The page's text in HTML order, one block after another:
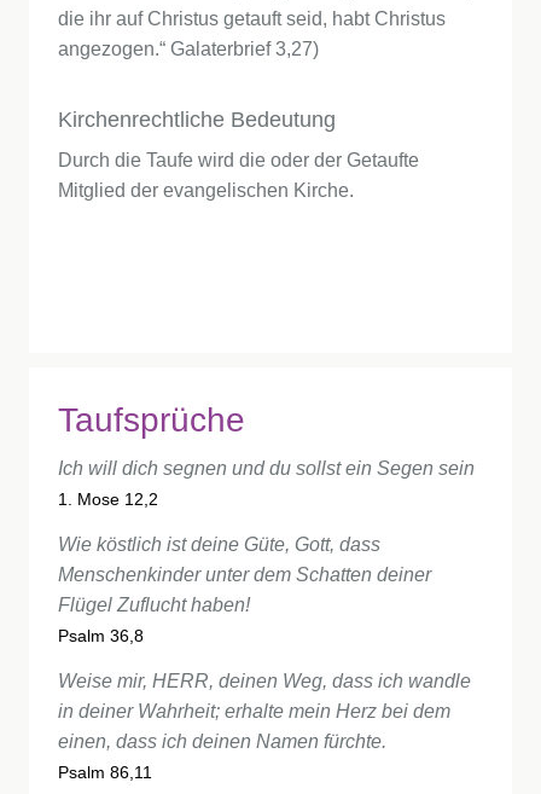
die ihr auf Christus getauft seid, habt Christus
angezogen.“ Galaterbrief 3,27)
Kirchenrechtliche Bedeutung
Durch die Taufe wird die oder der Getaufte
Mitglied der evangelischen Kirche.
Taufsprüche
Ich will dich segnen und du sollst ein Segen sein
1. Mose 12,2
Wie köstlich ist deine Güte, Gott, dass
Menschenkinder unter dem Schatten deiner
Flügel Zuflucht haben!
Psalm 36,8
Weise mir, HERR, deinen Weg, dass ich wandle
in deiner Wahrheit; erhalte mein Herz bei dem
einen, dass ich deinen Namen fürchte.
Psalm 86,11